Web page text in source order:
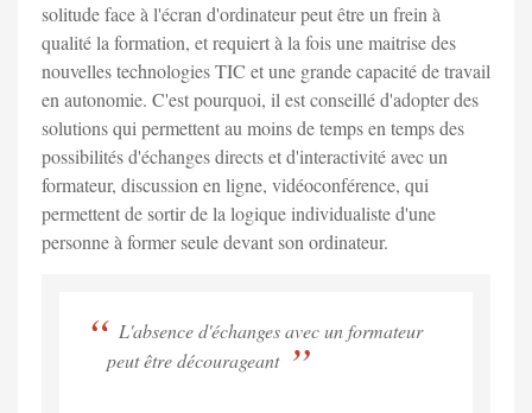
solitude face à l'écran d'ordinateur peut être un frein à
qualité la formation, et requiert à la fois une maitrise des
nouvelles technologies TIC et une grande capacité de travail
en autonomie. C'est pourquoi, il est conseillé d'adopter des
solutions qui permettent au moins de temps en temps des
possibilités d'échanges directs et d'interactivité avec un
formateur, discussion en ligne, vidéoconférence, qui
permettent de sortir de la logique individualiste d'une
personne à former seule devant son ordinateur.
L'absence d'échanges avec un formateur
peut être décourageant